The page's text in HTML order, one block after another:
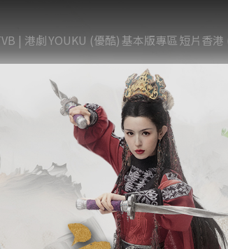
| 港劇YOUKU (優酷)基本版專區短片香港